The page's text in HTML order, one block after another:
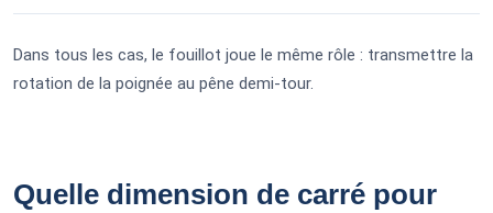
Dans tous les cas, le fouillot joue le même rôle : transmettre la
rotation de la poignée au pêne demi-tour.
Quelle dimension de carré pour